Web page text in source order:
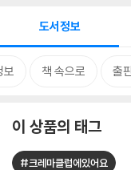
도서정보
보 책 속으로 출
이 상품의 태그
#크레마클럽에있어요